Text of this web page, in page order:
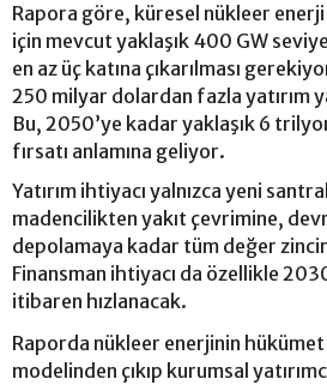
Rapora göre, küresel nükleer enerji
için mevcut yaklaşık 400 GW
en az üç katına çıkarılması
250 milyar dolardan fazla yatırım
Bu, 2050’ye kadar yaklaşık 6
fırsatı anlamına geliyor.
Yatırım ihtiyacı yalnızca yeni
madencilikten yakıt çevrimine,
depolamaya kadar tüm değer
Finansman ihtiyacı da özellikle
itibaren hızlanacak.
Raporda nükleer enerjinin
modelinden çıkıp kurumsal